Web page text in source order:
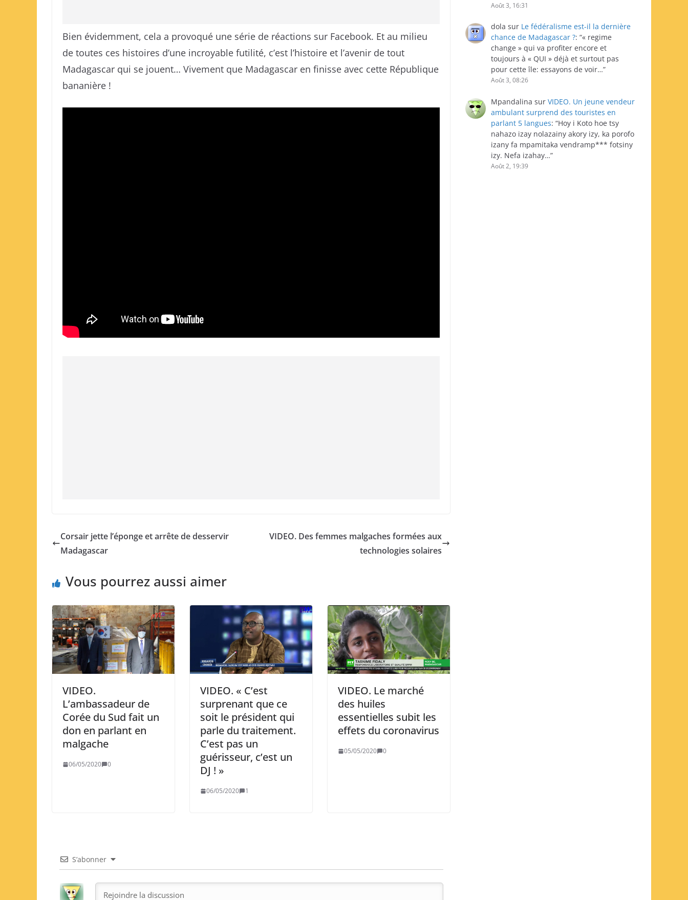
Bien évidemment, cela a provoqué une série de réactions sur Facebook. Et au milieu
de toutes ces histoires d’une incroyable futilité, c’est l’histoire et l’avenir de tout
Madagascar qui se jouent… Vivement que Madagascar en finisse avec cette République
bananière !
Corsair jette l’éponge et arrête de desservir
Madagascar
VIDEO. Des femmes malgaches formées aux
technologies solaires
Vous pourrez aussi aimer
VIDEO.
L’ambassadeur de
Corée du Sud fait un
don en parlant en
malgache
06/05/2020 0
VIDEO. « C’est
surprenant que ce
soit le président qui
parle du traitement.
C’est pas un
guérisseur, c’est un
DJ ! »
06/05/2020 1
VIDEO. Le marché
des huiles
essentielles subit les
effets du coronavirus
05/05/2020 0
S’abonner
Août 3, 16:31
dola sur Le fédéralisme est-il la dernière
chance de Madagascar ?: “« regime
change » qui va profiter encore et
toujours à « QUI » déjà et surtout pas
pour cette île: essayons de voir…”
Août 3, 08:26
Mpandalina sur VIDEO. Un jeune vendeur
ambulant surprend des touristes en
parlant 5 langues: “Hoy i Koto hoe tsy
nahazo izay nolazainy akory izy, ka porofo
izany fa mpamitaka vendramp*** fotsiny
izy. Nefa izahay…”
Août 2, 19:39